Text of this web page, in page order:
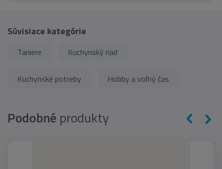
Súvisiace kategórie
Taniere Kuchynský riad
Kuchynské potreby Hobby a voľný čas
Podobné produkty